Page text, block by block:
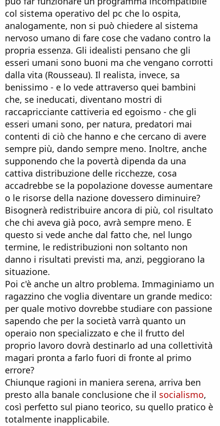
col sistema operativo del pc che lo ospita,
analogamente, non si può chiedere al sistema
nervoso umano di fare cose che vadano contro la
propria essenza. Gli idealisti pensano che gli
esseri umani sono buoni ma che vengano corrotti
dalla vita (Rousseau). Il realista, invece, sa
benissimo - e lo vede attraverso quei bambini
che, se ineducati, diventano mostri di
raccapricciante cattiveria ed egoismo - che gli
esseri umani sono, per natura, predatori mai
contenti di ciò che hanno e che cercano di avere
sempre più, dando sempre meno. Inoltre, anche
supponendo che la povertà dipenda da una
cattiva distribuzione delle ricchezze, cosa
accadrebbe se la popolazione dovesse aumentare
o le risorse della nazione dovessero diminuire?
Bisognerà redistribuire ancora di più, col risultato
che chi aveva già poco, avrà sempre meno. E
questo si vede anche dal fatto che, nel lungo
termine, le redistribuzioni non soltanto non
danno i risultati previsti ma, anzi, peggiorano la
situazione.
Poi c'è anche un altro problema. Immaginiamo un
ragazzino che voglia diventare un grande medico:
per quale motivo dovrebbe studiare con passione
sapendo che per la società varrà quanto un
operaio non specializzato e che il frutto del
proprio lavoro dovrà destinarlo ad una collettività
magari pronta a farlo fuori di fronte al primo
errore?
Chiunque ragioni in maniera serena, arriva ben
presto alla banale conclusione che il socialismo,
così perfetto sul piano teorico, su quello pratico è
totalmente inapplicabile.